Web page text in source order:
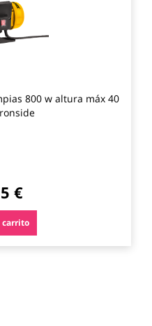
800 w altura máx 40
€
carrito